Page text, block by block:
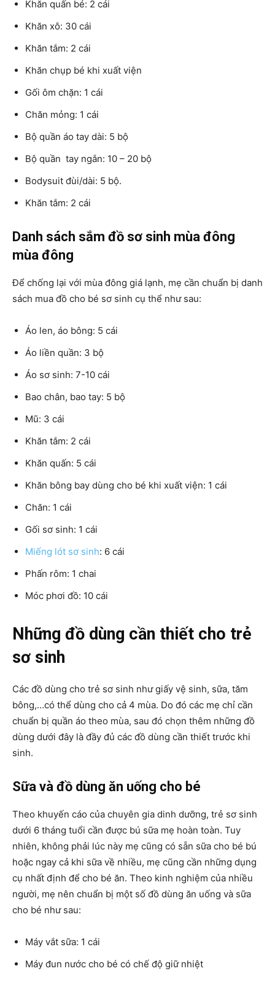
Khăn quấn bé: 2 cái
Khăn xô: 30 cái
Khăn tắm: 2 cái
Khăn chụp bé khi xuất viện
Gối ôm chặn: 1 cái
Chăn mỏng: 1 cái
Bộ quần áo tay dài: 5 bộ
Bộ quần tay ngắn: 10 – 20 bộ
Bodysuit đùi/dài: 5 bộ.
Khăn tắm: 2 cái
Danh sách sắm đồ sơ sinh mùa đông
mùa đông
Để chống lại với mùa đông giá lạnh, mẹ cần chuẩn bị danh
sách mua đồ cho bé sơ sinh cụ thể như sau:
Áo len, áo bông: 5 cái
Áo liền quần: 3 bộ
Áo sơ sinh: 7-10 cái
Bao chân, bao tay: 5 bộ
Mũ: 3 cái
Khăn tắm: 2 cái
Khăn quấn: 5 cái
Khăn bông bay dùng cho bé khi xuất viện: 1 cái
Chăn: 1 cái
Gối sơ sinh: 1 cái
Miếng lót sơ sinh: 6 cái
Phấn rôm: 1 chai
Móc phơi đồ: 10 cái
Những đồ dùng cần thiết cho trẻ
sơ sinh
Các đồ dùng cho trẻ sơ sinh như giấy vệ sinh, sữa, tăm
bông,…có thể dùng cho cả 4 mùa. Do đó các mẹ chỉ cần
chuẩn bị quần áo theo mùa, sau đó chọn thêm những đồ
dùng dưới đây là đầy đủ các đồ dùng cần thiết trước khi
sinh.
Sữa và đồ dùng ăn uống cho bé
Theo khuyến cáo của chuyên gia dinh dưỡng, trẻ sơ sinh
dưới 6 tháng tuổi cần được bú sữa mẹ hoàn toàn. Tuy
nhiên, không phải lúc này mẹ cũng có sẵn sữa cho bé bú
hoặc ngay cả khi sữa về nhiều, mẹ cũng cần những dụng
cụ nhất định để cho bé ăn. Theo kinh nghiệm của nhiều
người, mẹ nên chuẩn bị một số đồ dùng ăn uống và sữa
cho bé như sau:
Máy vắt sữa: 1 cái
Máy đun nước cho bé có chế độ giữ nhiệt